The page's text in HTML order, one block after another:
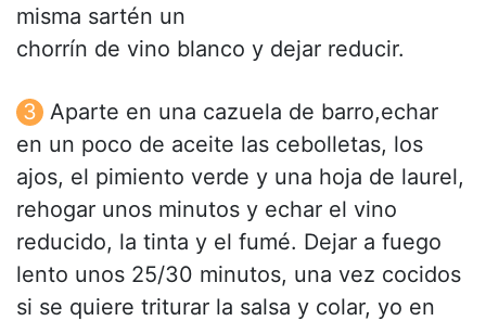
misma sartén un
chorrín de vino blanco y dejar reducir.
Aparte en una cazuela de barro,echar
en un poco de aceite las cebolletas, los
ajos, el pimiento verde y una hoja de laurel,
rehogar unos minutos y echar el vino
reducido, la tinta y el fumé. Dejar a fuego
lento unos 25/30 minutos, una vez cocidos
si se quiere triturar la salsa y colar, yo en